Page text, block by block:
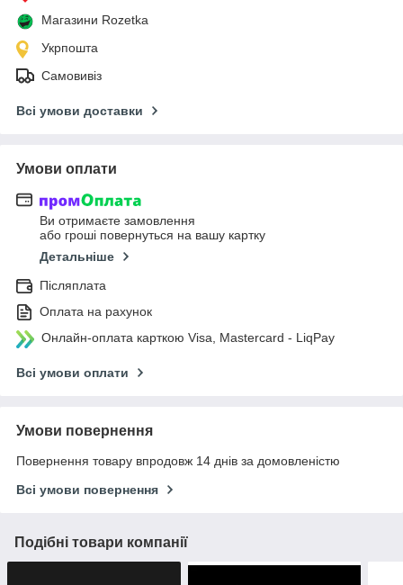
Магазини Rozetka
Укрпошта
Самовивіз
Всі умови доставки
Умови оплати
Ви отримаєте замовлення
або гроші повернуться на вашу картку
Детальніше
Післяплата
Оплата на рахунок
Онлайн-оплата карткою Visa, Mastercard - LiqPay
Всі умови оплати
Умови повернення
Повернення товару впродовж 14 днів за домовленістю
Всі умови повернення
Подібні товари компанії